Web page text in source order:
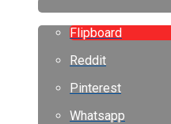
Flipboard
Reddit
Pinterest
Whatsapp